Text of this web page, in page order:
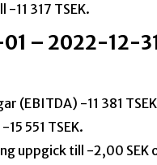
11 317 TSEK.
– 2022-12-
(EBITDA) -11 381
551 TSEK.
uppgick till -2,00 SEK